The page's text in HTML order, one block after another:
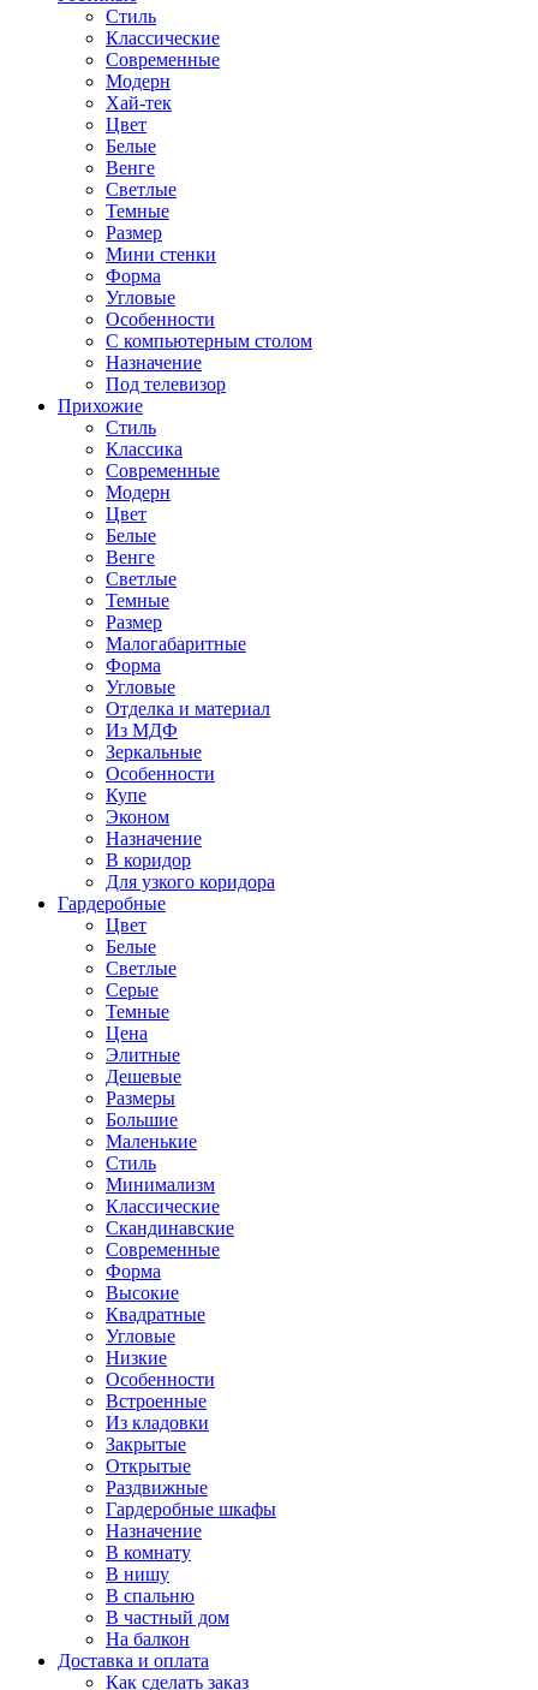
Стиль
Классические
Современные
Модерн
Хай-тек
Цвет
Белые
Венге
Светлые
Темные
Размер
Мини стенки
Форма
Угловые
Особенности
С компьютерным столом
Назначение
Под телевизор
Прихожие
Стиль
Классика
Современные
Модерн
Цвет
Белые
Венге
Светлые
Темные
Размер
Малогабаритные
Форма
Угловые
Отделка и материал
Из МДФ
Зеркальные
Особенности
Купе
Эконом
Назначение
В коридор
Для узкого коридора
Гардеробные
Цвет
Белые
Светлые
Серые
Темные
Цена
Элитные
Дешевые
Размеры
Большие
Маленькие
Стиль
Минимализм
Классические
Скандинавские
Современные
Форма
Высокие
Квадратные
Угловые
Низкие
Особенности
Встроенные
Из кладовки
Закрытые
Открытые
Раздвижные
Гардеробные шкафы
Назначение
В комнату
В нишу
В спальню
В частный дом
На балкон
Доставка и оплата
Как сделать заказ